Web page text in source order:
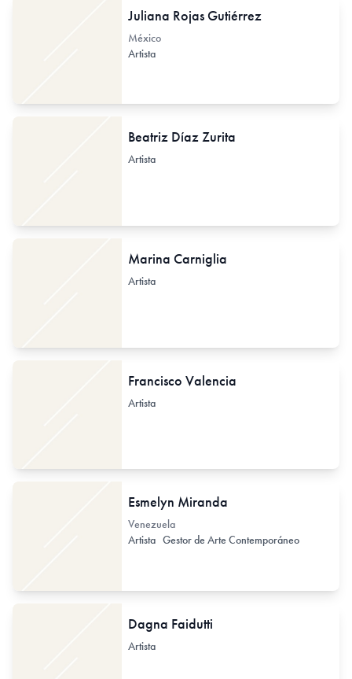
Juliana Rojas Gutiérrez
México
Artista
Beatriz Díaz Zurita
Artista
Marina Carniglia
Artista
Francisco Valencia
Artista
Esmelyn Miranda
Venezuela
Artista Gestor de Arte Contemporáneo
Dagna Faidutti
Artista